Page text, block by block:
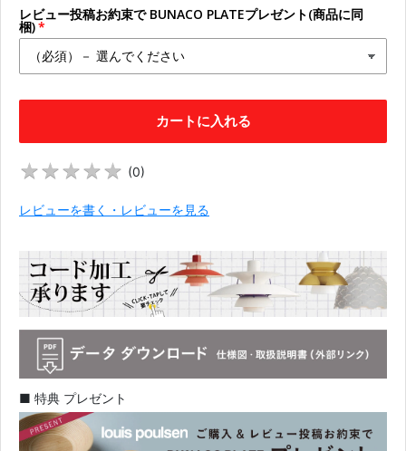
レビュー投稿お約束で BUNACO PLATEプレゼント(商品に同
梱)
カートに入れる
★★★★★
★★★★★ (0)
レビューを書く・レビューを見る
■ 特典 プレゼント